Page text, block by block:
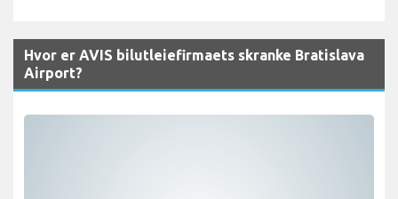
Hvor er AVIS bilutleiefirmaets skranke Bratislava
Airport?